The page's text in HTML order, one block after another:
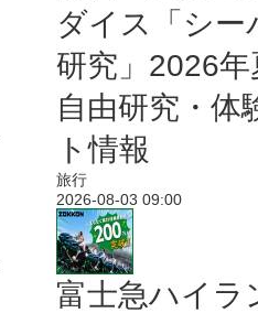
ダイス「シー
研究」2026
自由研究・体
ト情報
旅行
2026-08-03 09:00
富士急ハイラ